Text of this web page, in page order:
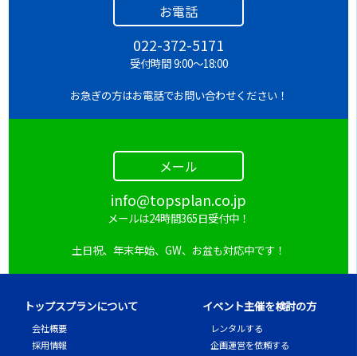
お電話
022-372-5171
受付時間 9:00～18:00
お急ぎの方はお電話でお問い合わせください！
メール
info@topsplan.co.jp
メールは24時間365日受付中！
土日祝、年末年始、GW、お盆も対応中です！
トップスプランについて
会社概要
採用情報
イベント主催を検討の方
レンタルする
企画運営を依頼する